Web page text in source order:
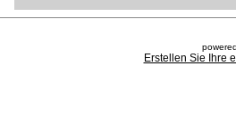
Erstellen Sie Ihre